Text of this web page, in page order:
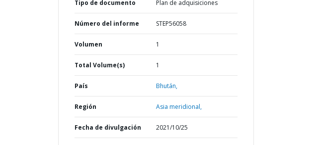
Tipo de documento Plan de adquisiciones
Número del informe STEP56058
Volumen 1
Total Volume(s) 1
País Bhután,
Región Asia meridional,
Fecha de divulgación 2021/10/25